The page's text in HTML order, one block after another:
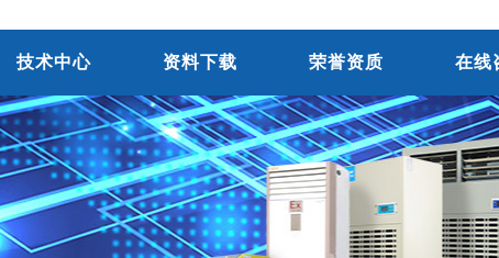
技术中心 资料下载 荣誉资质 在线